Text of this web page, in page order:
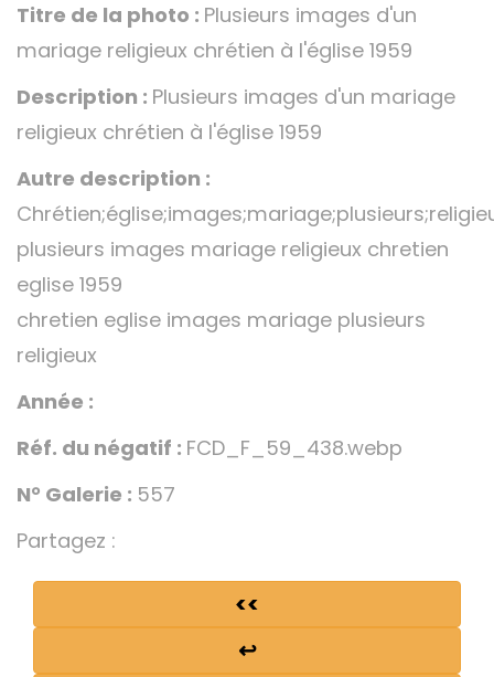
Titre de la photo : Plusieurs images d'un
mariage religieux chrétien à l'église 1959
Description : Plusieurs images d'un mariage
religieux chrétien à l'église 1959
Autre description :
plusieurs images mariage religieux chretien
eglise 1959
chretien eglise images mariage plusieurs
religieux
Année :
Réf. du négatif : FCD_F_59_438.webp
N° Galerie : 557
Partagez :
<<
↩